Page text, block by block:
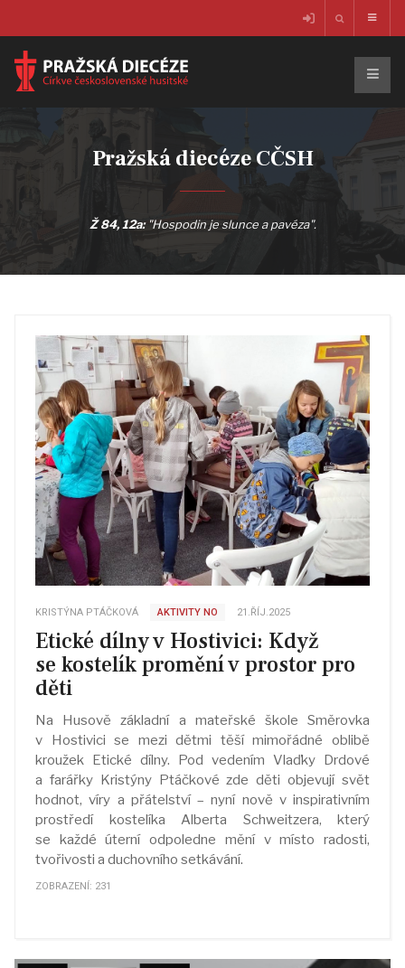
Pražská diecéze CČSH
Ž 84, 12a:"Hospodin je slunce a pavéza".
KRISTÝNA PTÁČKOVÁ AKTIVITY NO 21.ŘÍJ.2025
Etické dílny v Hostivici: Když
se kostelík promění v prostor pro
děti
Na Husově základní a mateřské škole Směrovka
v Hostivici se mezi dětmi těší mimořádné oblibě
kroužek Etické dílny. Pod vedením Vlaďky Drdové
a farářky Kristýny Ptáčkové zde děti objevují svět
hodnot, víry a přátelství – nyní nově v inspirativním
prostředí kostelíka Alberta Schweitzera, který
se každé úterní odpoledne mění v místo radosti,
tvořivosti a duchovního setkávání.
ZOBRAZENÍ: 231